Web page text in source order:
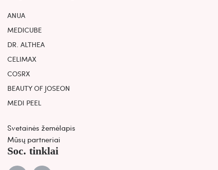
ANUA
MEDICUBE
DR. ALTHEA
CELIMAX
COSRX
BEAUTY OF JOSEON
MEDI PEEL
Svetainės žemėlapis
Mūsų partneriai
Soc. tinklai